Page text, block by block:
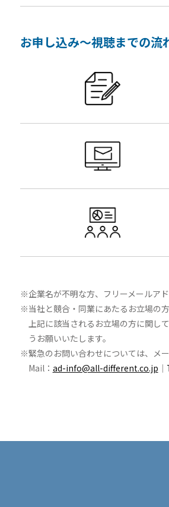
お申し込み～視聴までの流
企業名が不明な方、フリーメールア
当社と競合・同業にあたるお立場の
上記に該当されるお立場の方に関し
うお願いいたします。
緊急のお問い合わせについては、メ
Mail： ad-info@all-different.co.jp ｜